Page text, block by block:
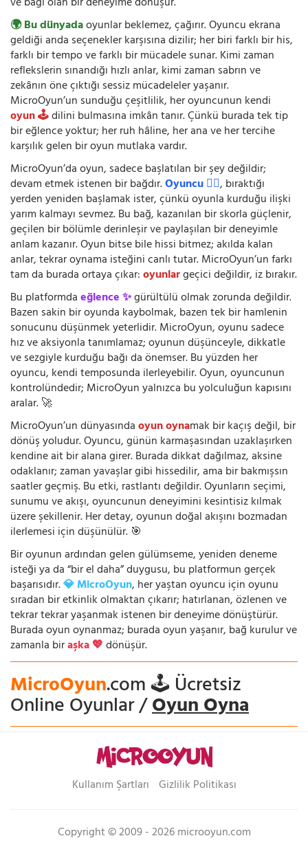
🌍 Bu dünyadaoyunlar beklemez, çağırır. Oyuncu ekrana
geldiği anda seçenekler karşısına dizilir; her biri farklı bir his,
farklı bir tempo ve farklı bir mücadele sunar. Kimi zaman
reflekslerin sınandığı hızlı anlar, kimi zaman sabrın ve
zekânın öne çıktığı sessiz mücadeleler yaşanır.
MicroOyun’un sunduğu çeşitlilik, her oyuncunun kendi
oyun 🕹️dilini bulmasına imkân tanır. Çünkü burada tek tip
bir eğlence yoktur; her ruh hâline, her ana ve her tercihe
karşılık gelen bir oyun mutlaka vardır.
MicroOyun’da oyun, sadece başlatılan bir şey değildir;
devam etmek istenen bir bağdır.Oyuncu 🧍‍♂️, bıraktığı
yerden yeniden başlamak ister, çünkü oyunla kurduğu ilişki
yarım kalmayı sevmez. Bu bağ, kazanılan bir skorla güçlenir,
geçilen bir bölümle derinleşir ve paylaşılan bir deneyimle
anlam kazanır. Oyun bitse bile hissi bitmez; akılda kalan
anlar, tekrar oynama isteğini canlı tutar. MicroOyun’un farkı
tam da burada ortaya çıkar:oyunlargeçici değildir, iz bırakır.
Bu platformdaeğlence ✨gürültülü olmak zorunda değildir.
Bazen sakin bir oyunda kaybolmak, bazen tek bir hamlenin
sonucunu düşünmek yeterlidir. MicroOyun, oyunu sadece
hız ve aksiyonla tanımlamaz; oyunun düşünceyle, dikkatle
ve sezgiyle kurduğu bağı da önemser. Bu yüzden her
oyuncu, kendi temposunda ilerleyebilir. Oyun, oyuncunun
kontrolündedir; MicroOyun yalnızca bu yolculuğun kapısını
aralar. 🚀
MicroOyun’un dünyasındaoyun oynamak bir kaçış değil, bir
dönüş yoludur. Oyuncu, günün karmaşasından uzaklaşırken
kendine ait bir alana girer. Burada dikkat dağılmaz, aksine
odaklanır; zaman yavaşlar gibi hissedilir, ama bir bakmışsın
saatler geçmiş. Bu etki, rastlantı değildir. Oyunların seçimi,
sunumu ve akışı, oyuncunun deneyimini kesintisiz kılmak
üzere şekillenir. Her detay, oyunun doğal akışını bozmadan
ilerlemesi için düşünülür. 🎯
Bir oyunun ardından gelen gülümseme, yeniden deneme
isteği ya da “bir el daha” duygusu, bu platformun gerçek
başarısıdır.💎 MicroOyun, her yaştan oyuncu için oyunu
sıradan bir etkinlik olmaktan çıkarır; hatırlanan, özlenen ve
tekrar tekrar yaşanmak istenen bir deneyime dönüştürür.
Burada oyun oynanmaz; burada oyun yaşanır, bağ kurulur ve
zamanla biraşka 💖dönüşür.
MicroOyun.com 🕹️ Ücretsiz
Online Oyunlar /Oyun Oyna
Kullanım Şartları Gizlilik Politikası
Copyright © 2009 - 2026 microoyun.com